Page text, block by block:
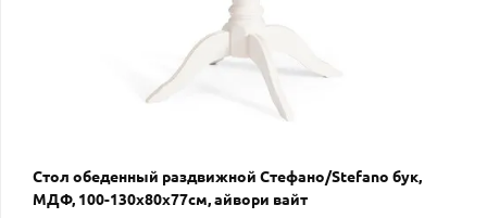
Стол обеденный раздвижной Стефано/Stefano бук,
МДФ, 100-130х80х77см, айвори вайт